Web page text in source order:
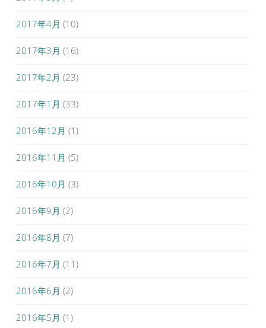
2017年4月 (10)
2017年3月 (16)
2017年2月 (23)
2017年1月 (33)
2016年12月 (1)
2016年11月 (5)
2016年10月 (3)
2016年9月 (2)
2016年8月 (7)
2016年7月 (11)
2016年6月 (2)
2016年5月 (1)